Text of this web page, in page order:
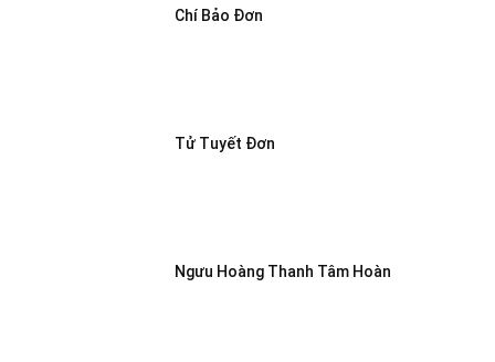
Chí Bảo Đơn
Tử Tuyết Đơn
Ngưu Hoàng Thanh Tâm Hoàn